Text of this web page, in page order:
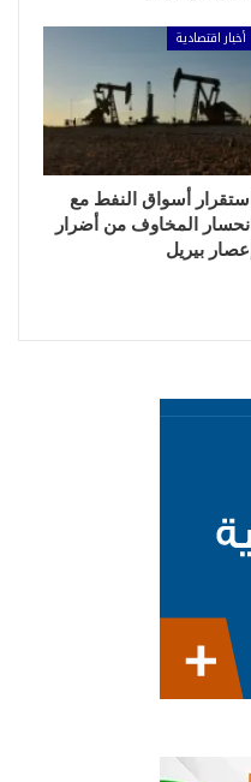
أخبار اقتصادية
استقرار أسواق النفط مع
انحسار المخاوف من أضرار
إعصار بيريل